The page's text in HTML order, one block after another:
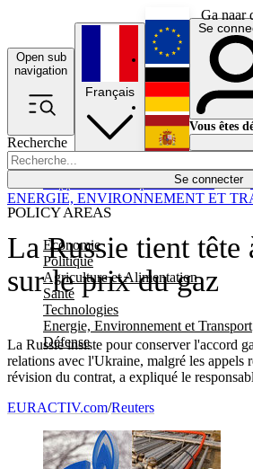
Ga naar
Open sub
navigation
Recherche
Se connecter
POLICY AREAS
Economie
Politique
Agriculture et Alimentation
Santé
Technologies
Energie, Environnement et Transport
Défense
Économie
Français
English
Deutsch
Español
Se
Vous êtes
La Russie tient tête
sur le prix du gaz
La Russie insiste pour conserver l'accord
relations avec l'Ukraine, malgré les appels
révision du contrat, a expliqué le
ENERGIE, ENVIRONNEMENT ET
EURACTIV.com/Reuters